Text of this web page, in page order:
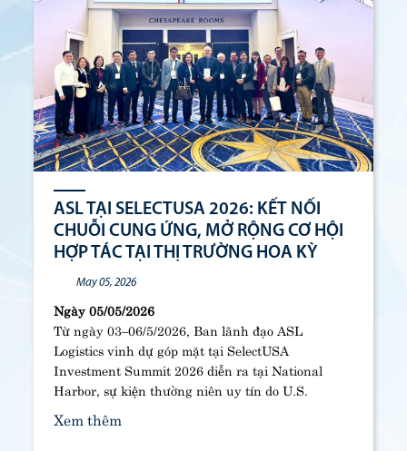
ASL TẠI SELECTUSA 2026: KẾT NỐI
CHUỖI CUNG ỨNG, MỞ RỘNG CƠ HỘI
HỢP TÁC TẠI THỊ TRƯỜNG HOA KỲ
May 05, 2026
Ngày 05/05/2026
Từ ngày 03–06/5/2026, Ban lãnh đạo ASL
Logistics vinh dự góp mặt tại SelectUSA
Investment Summit 2026 diễn ra tại National
Harbor, sự kiện thường niên uy tín do U.S.
5.500 đại biểu từ hơn 100 quốc gia, nhằm thúc
Xem thêm